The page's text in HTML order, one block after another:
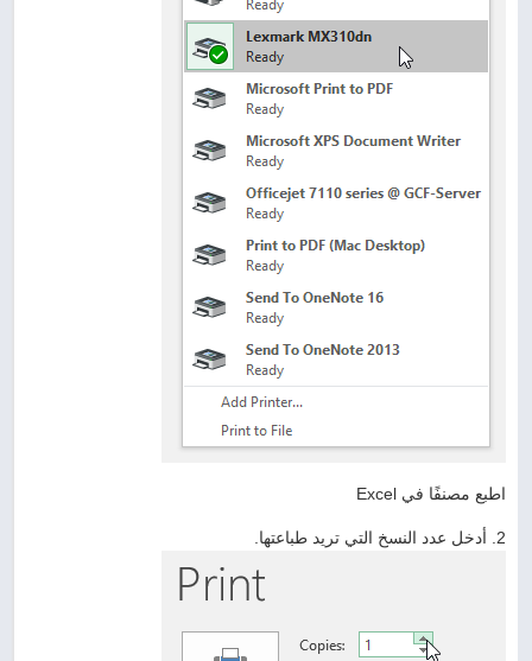
اطبع مصنفًا في Excel
2. أدخل عدد النسخ التي تريد طباعتها.